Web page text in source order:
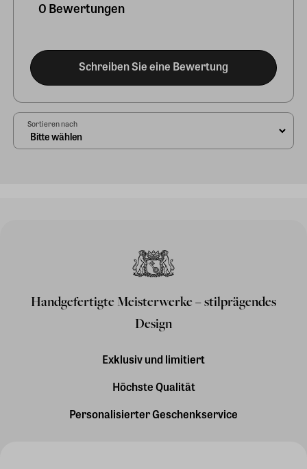
0 Bewertungen
Schreiben Sie eine Bewertung
Sortieren nach
Handgefertigte Meisterwerke – stilprägendes
Design
Exklusiv und limitiert
Höchste Qualität
Personalisierter Geschenkservice